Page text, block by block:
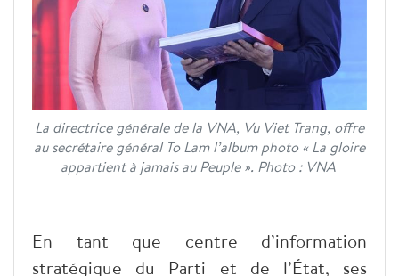
La directrice générale de la VNA, Vu Viet Trang, offre
au secrétaire général To Lam l’album photo « La gloire
appartient à jamais au Peuple ». Photo : VNA
En tant que centre d’information
stratégique du Parti et de l’État, ses